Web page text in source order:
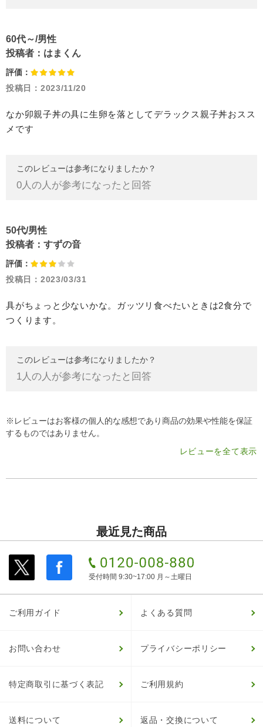
60代～/男性
投稿者： はまくん
評価：
投稿日： 2023/11/20
なか卯親子丼の具に生卵を落としてデラックス親子丼おスス
メです
このレビューは参考になりましたか？
0人の人が参考になったと回答
50代/男性
投稿者： すずの音
評価：
投稿日： 2023/03/31
具がちょっと少ないかな。ガッツリ食べたいときは2食分で
つくります。
このレビューは参考になりましたか？
1人の人が参考になったと回答
※レビューはお客様の個人的な感想であり商品の効果や性能を保証
するものではありません。
レビューを全て表示
最近見た商品
受付時間 9:30~17:00 月～土曜日
ご利用ガイド よくある質問
お問い合わせ プライバシーポリシー
特定商取引に基づく表記 ご利用規約
送料について 返品・交換について